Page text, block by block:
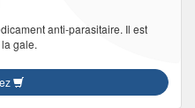
anti-parasitaire. Il est
gale.